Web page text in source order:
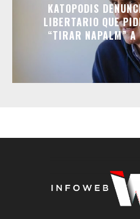
KATOPODIS
LIBERTARIO QUE
“TIRAR NAPALM” A